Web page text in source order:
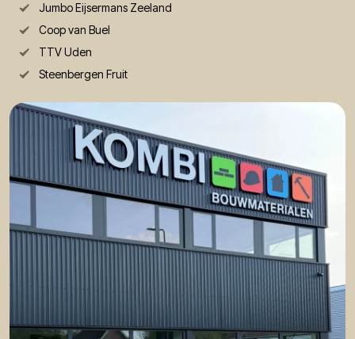
Jumbo Eijsermans Zeeland
Coop van Buel
TTV Uden
Steenbergen Fruit